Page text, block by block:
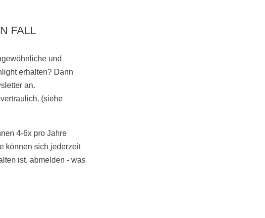
FALL
und
erhalten? Dann
an.
(siehe
4-6x pro Jahre
können sich jederzeit
ist, abmelden - was